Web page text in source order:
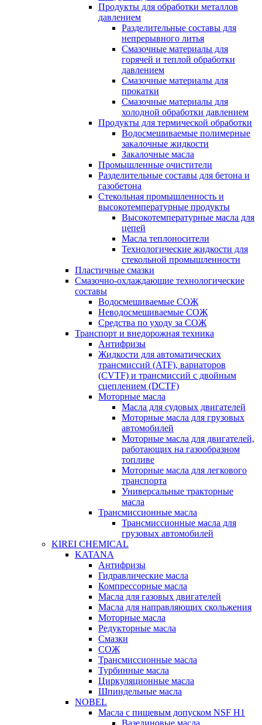
Продукты для обработки металлов
давлением
Разделительные составы для
непрерывного литья
Смазочные материалы для
горячей и теплой обработки
давлением
Смазочные материалы для
прокатки
Смазочные материалы для
холодной обработки давлением
Продукты для термической обработки
Водосмешиваемые полимерные
закалочные жидкости
Закалочные масла
Промышленные очистители
Разделительные составы для бетона и
газобетона
Стекольная промышленность и
высокотемпературные продукты
Высокотемпературные масла для
цепей
Масла теплоносители
Технологические жидкости для
стекольной промышленности
Пластичные смазки
Смазочно-охлаждающие технологические
составы
Водосмешиваемые СОЖ
Неводосмешиваемые СОЖ
Средства по уходу за СОЖ
Транспорт и внедорожная техника
Антифризы
Жидкости для автоматических
трансмиссий (ATF), вариаторов
(CVTF) и трансмиссий с двойным
сцеплением (DCTF)
Моторные масла
Масла для судовых двигателей
Моторные масла для грузовых
автомобилей
Моторные масла для двигателей,
работающих на газообразном
топливе
Моторные масла для легкового
транспорта
Универсальные тракторные
масла
Трансмиссионные масла
Трансмиссионные масла для
грузовых автомобилей
KIREI CHEMICAL
KATANA
Антифризы
Гидравлические масла
Компрессорные масла
Масла для газовых двигателей
Масла для направляющих скольжения
Моторные масла
Редукторные масла
Смазки
СОЖ
Трансмиссионные масла
Турбинные масла
Циркуляционные масла
Шпиндельные масла
NOBEL
Масла с пищевым допуском NSF H1
Вазелиновые масла